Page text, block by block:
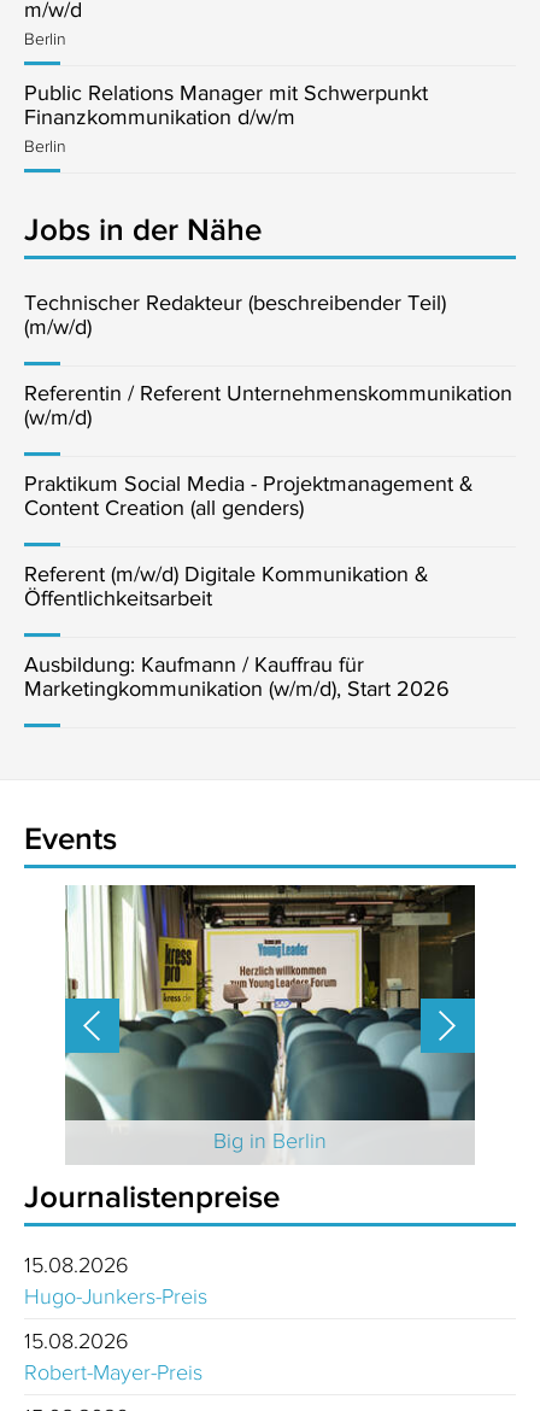
m/w/d
Berlin
Public Relations Manager mit Schwerpunkt
Finanzkommunikation d/w/m
Berlin
Jobs in der Nähe
Technischer Redakteur (beschreibender Teil)
(m/w/d)
Referentin / Referent Unternehmenskommunikation
(w/m/d)
Praktikum Social Media - Projektmanagement &
Content Creation (all genders)
Referent (m/w/d) Digitale Kommunikation &
Öffentlichkeitsarbeit
Ausbildung: Kaufmann / Kauffrau für
Marketingkommunikation (w/m/d), Start 2026
Events
Big in Berlin
Journalistenpreise
15.08.2026
Hugo-Junkers-Preis
15.08.2026
Robert-Mayer-Preis